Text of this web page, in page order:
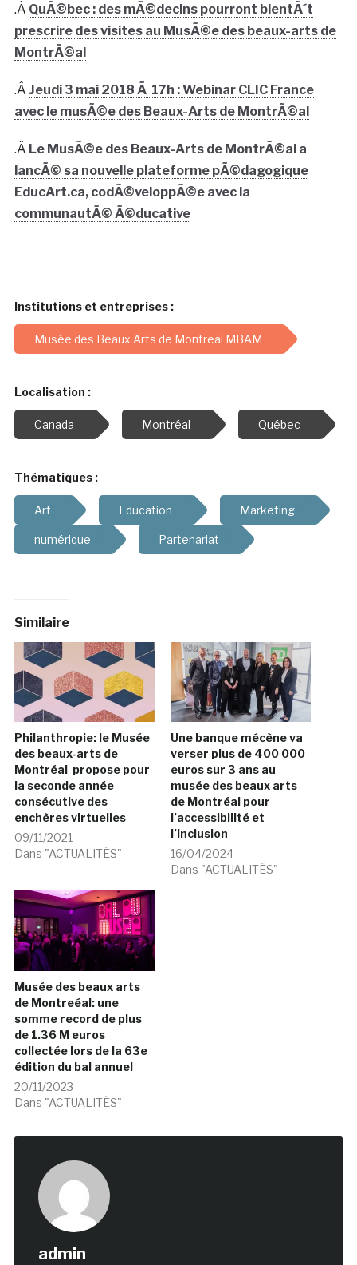
.Â QuÃ©bec : des mÃ©decins pourront bientÃ´t
prescrire des visites au MusÃ©e des beaux-arts de
MontrÃ©al
.Â Jeudi 3 mai 2018 Ã 17h : Webinar CLIC France
avec le musÃ©e des Beaux-Arts de MontrÃ©al
.Â Le MusÃ©e des Beaux-Arts de MontrÃ©al a
lancÃ© sa nouvelle plateforme pÃ©dagogique
EducArt.ca, codÃ©veloppÃ©e avec la
communautÃ© Ã©ducative
Institutions et entreprises :
Musée des Beaux Arts de Montreal MBAM
Localisation :
Canada Montréal Québec
Thématiques :
Art Education Marketing
numérique Partenariat
Similaire
Philanthropie: le Musée
des beaux-arts de
Montréal propose pour
la seconde année
consécutive des
enchères virtuelles
09/11/2021
Dans "ACTUALITÉS"
Une banque mécène va
verser plus de 400 000
euros sur 3 ans au
musée des beaux arts
de Montréal pour
l’accessibilité et
l’inclusion
16/04/2024
Dans "ACTUALITÉS"
Musée des beaux arts
de Montreéal: une
somme record de plus
de 1.36 M euros
collectée lors de la 63e
édition du bal annuel
20/11/2023
Dans "ACTUALITÉS"
admin